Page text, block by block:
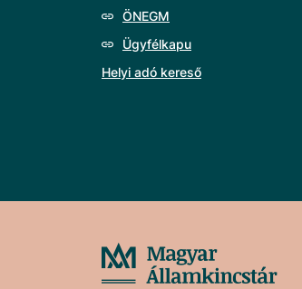
ÖNEGM
Ügyfélkapu
Helyi adó kereső